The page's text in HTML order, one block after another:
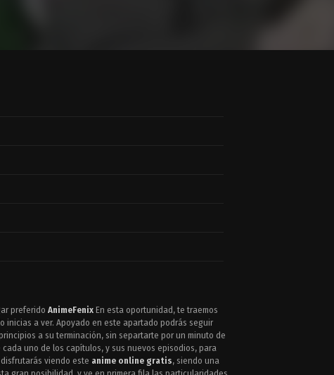
preferido AnimeFenix En esta oportunidad, te traemos
inicias a ver. Apoyado en este apartado podrás seguir
a su terminación, sin separtarte por un minuto de
uno de los capítulos, y sus nuevos episodios, para
viendo este anime online gratis, siendo una